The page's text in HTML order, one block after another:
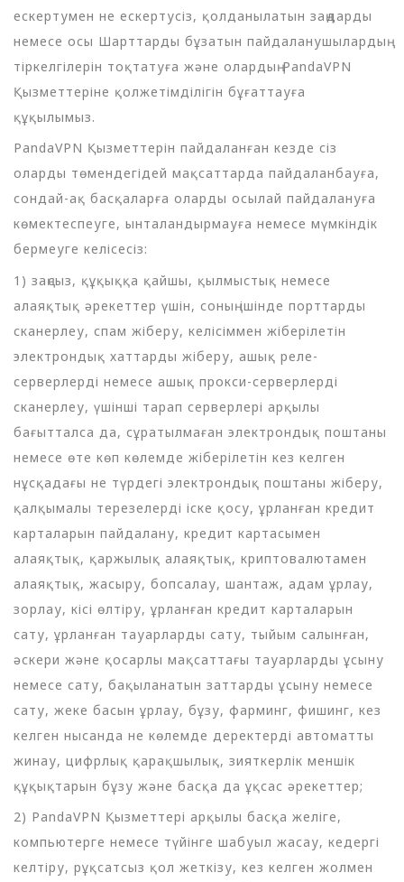
ескертумен не ескертусіз, қолданылатын заңдарды
немесе осы Шарттарды бұзатын пайдаланушылардың
тіркелгілерін тоқтатуға және олардың PandaVPN
Қызметтеріне қолжетімділігін бұғаттауға
құқылымыз.
PandaVPN Қызметтерін пайдаланған кезде сіз
оларды төмендегідей мақсаттарда пайдаланбауға,
сондай-ақ басқаларға оларды осылай пайдалануға
көмектеспеуге, ынталандырмауға немесе мүмкіндік
бермеуге келісесіз:
1) заңсыз, құқыққа қайшы, қылмыстық немесе
алаяқтық әрекеттер үшін, соның ішінде порттарды
сканерлеу, спам жіберу, келісіммен жіберілетін
электрондық хаттарды жіберу, ашық реле-
серверлерді немесе ашық прокси-серверлерді
сканерлеу, үшінші тарап серверлері арқылы
бағытталса да, сұратылмаған электрондық поштаны
немесе өте көп көлемде жіберілетін кез келген
нұсқадағы не түрдегі электрондық поштаны жіберу,
қалқымалы терезелерді іске қосу, ұрланған кредит
карталарын пайдалану, кредит картасымен
алаяқтық, қаржылық алаяқтық, криптовалютамен
алаяқтық, жасыру, бопсалау, шантаж, адам ұрлау,
зорлау, кісі өлтіру, ұрланған кредит карталарын
сату, ұрланған тауарларды сату, тыйым салынған,
әскери және қосарлы мақсаттағы тауарларды ұсыну
немесе сату, бақыланатын заттарды ұсыну немесе
сату, жеке басын ұрлау, бұзу, фарминг, фишинг, кез
келген нысанда не көлемде деректерді автоматты
жинау, цифрлық қарақшылық, зияткерлік меншік
құқықтарын бұзу және басқа да ұқсас әрекеттер;
2) PandaVPN Қызметтері арқылы басқа желіге,
компьютерге немесе түйінге шабуыл жасау, кедергі
келтіру, рұқсатсыз қол жеткізу, кез келген жолмен